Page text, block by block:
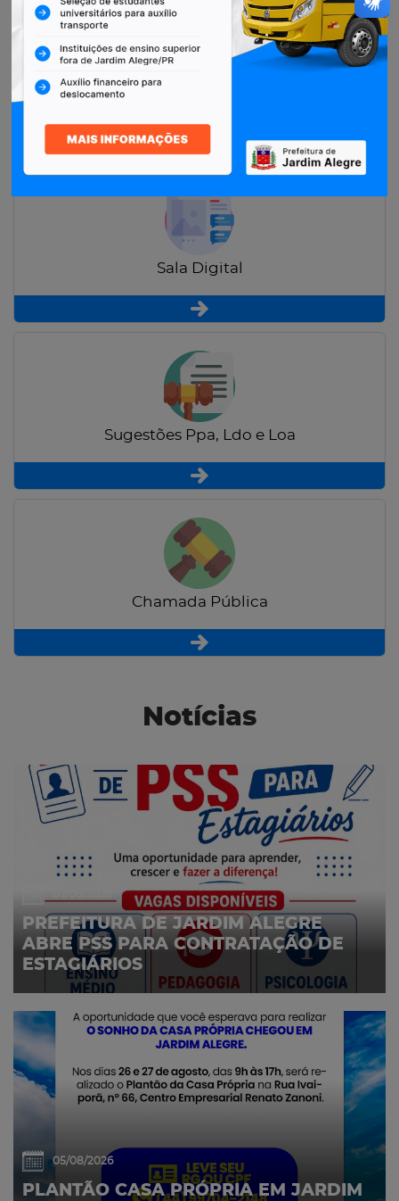
Restituição de Contribuintes
Sala Digital
Sugestões Ppa, Ldo e Loa
Chamada Pública
Notícias
PREFEITURA DE JARDIM ALEGRE
ABRE PSS PARA CONTRATAÇÃO DE
ESTAGIÁRIOS
05/08/2026
PLANTÃO CASA PRÓPRIA EM JARDIM